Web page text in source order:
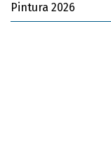
Pintura 2026